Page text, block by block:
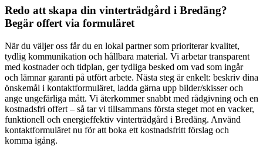
Redo att skapa din vinterträdgård i Bredäng?
Begär offert via formuläret
När du väljer oss får du en lokal partner som prioriterar kvalitet,
tydlig kommunikation och hållbara material. Vi arbetar transparent
med kostnader och tidplan, ger tydliga besked om vad som ingår
och lämnar garanti på utfört arbete. Nästa steg är enkelt: beskriv dina
önskemål i kontaktformuläret, ladda gärna upp bilder/skisser och
ange ungefärliga mått. Vi återkommer snabbt med rådgivning och en
kostnadsfri offert – så tar vi tillsammans första steget mot en vacker,
funktionell och energieffektiv vinterträdgård i Bredäng. Använd
kontaktformuläret nu för att boka ett kostnadsfritt förslag och
komma igång.